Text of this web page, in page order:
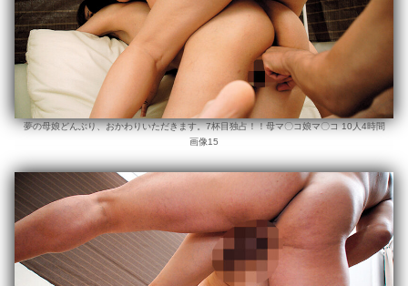
夢の母娘どんぶり、おかわりいただきます。7杯目独占！！母マ〇コ娘マ〇コ 10人4時間
画像15